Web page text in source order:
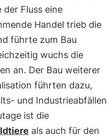
Fluss eine
Handel trieb die
führte zum Bau
wuchs die
an. Der Bau weiterer
führten dazu,
und Industrieabfällen
ist die
als auch für den